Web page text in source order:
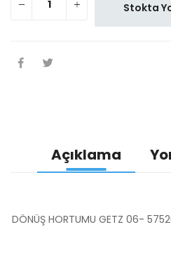
Stokta
Açıklama
DÖNÜŞ HORTUMU GETZ 06-